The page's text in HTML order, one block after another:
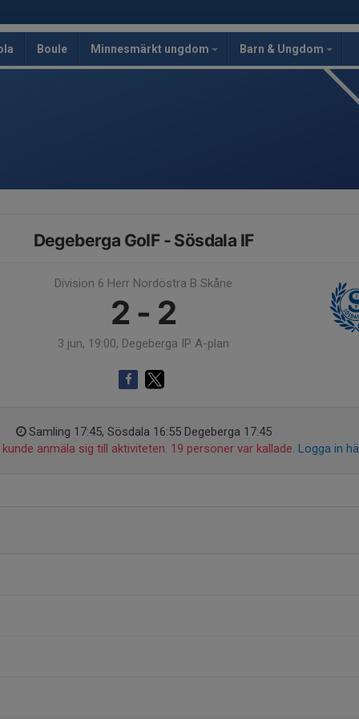
Boule Minnesmärkt ungdom Barn & Ungdom
Degeberga GoIF - Sösdala IF
Division 6 Herr Nordöstra B Skåne
2 - 2
3 jun, 19:00, Degeberga IP A-plan
Samling 17:45, Sösdala 16:55 Degeberga 17:45
anmäla sig till aktiviteten. 19 personer var kallade. Logga in